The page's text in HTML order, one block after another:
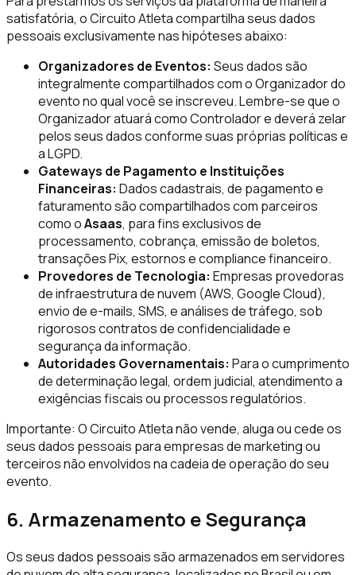
satisfatória, o Circuito Atleta compartilha seus dados
pessoais exclusivamente nas hipóteses abaixo:
Organizadores de Eventos: Seus dados são
integralmente compartilhados com o Organizador do
evento no qual você se inscreveu. Lembre-se que o
Organizador atuará como Controlador e deverá zelar
pelos seus dados conforme suas próprias políticas e
a LGPD.
Gateways de Pagamento e Instituições
Financeiras: Dados cadastrais, de pagamento e
faturamento são compartilhados com parceiros
como oAsaas, para fins exclusivos de
processamento, cobrança, emissão de boletos,
transações Pix, estornos e compliance financeiro.
Provedores de Tecnologia: Empresas provedoras
de infraestrutura de nuvem (AWS, Google Cloud),
envio de e-mails, SMS, e análises de tráfego, sob
rigorosos contratos de confidencialidade e
segurança da informação.
Autoridades Governamentais: Para o cumprimento
de determinação legal, ordem judicial, atendimento a
exigências fiscais ou processos regulatórios.
Importante: O Circuito Atleta não vende, aluga ou cede os
seus dados pessoais para empresas de marketing ou
terceiros não envolvidos na cadeia de operação do seu
evento.
6. Armazenamento e Segurança
Os seus dados pessoais são armazenados em servidores